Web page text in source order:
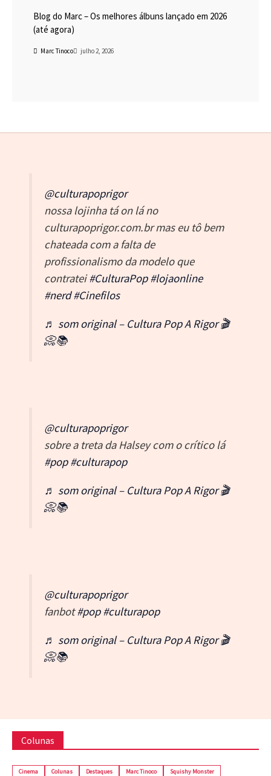
Blog do Marc – Os melhores álbuns lançado em 2026
(até agora)
Marc Tinoco julho 2, 2026
@culturapoprigor
nossa lojinha tá on lá no
culturapoprigor.com.br mas eu tô bem
chateada com a falta de
profissionalismo da modelo que
contratei#CulturaPop #lojaonline
#nerd #Cinefilos
♬ som original – Cultura Pop A Rigor 🎬
📀📚
@culturapoprigor
sobre a treta da Halsey com o crítico lá
#pop #culturapop
♬ som original – Cultura Pop A Rigor 🎬
📀📚
@culturapoprigor
fanbot#pop #culturapop
♬ som original – Cultura Pop A Rigor 🎬
📀📚
Colunas
Cinema Colunas Destaques Marc Tinoco Squishy Monster